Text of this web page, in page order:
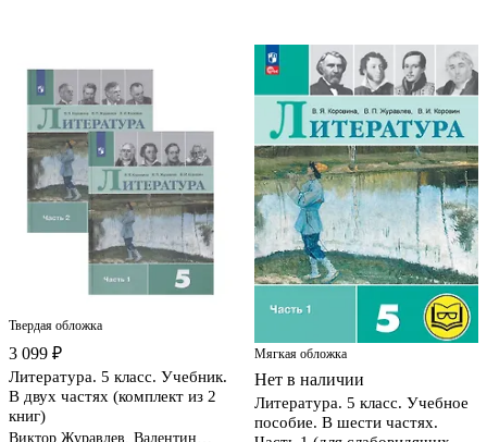
Твердая обложка
3 099 ₽
Литература. 5 класс. Учебник.
В двух частях (комплект из 2
книг)
Виктор Журавлев, Валентин
Мягкая обложка
Нет в наличии
Литература. 5 класс. Учебное
пособие. В шести частях.